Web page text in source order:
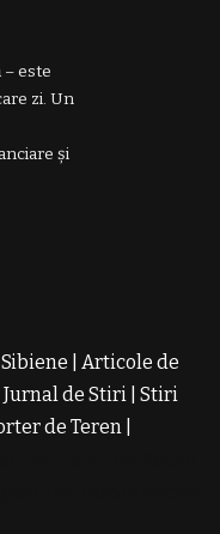
– este
zi. Un
și
Articole de
Jurnal de Stiri Stiri
de Teren